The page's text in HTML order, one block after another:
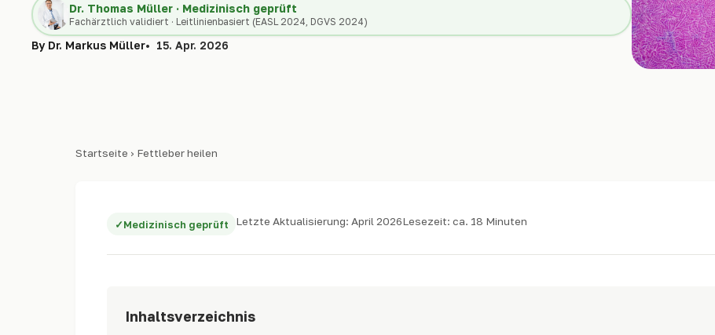
Dr. Thomas Müller · Medizinisch geprüft
Fachärztlich validiert · Leitlinienbasiert (EASL 2024, DGVS 2024)
By Dr. Markus Müller 15. Apr. 2026
Startseite › Fettleber heilen
Medizinisch geprüft Letzte Aktualisierung: April 2026Lesezeit: ca. 18 Minuten
Inhaltsverzeichnis